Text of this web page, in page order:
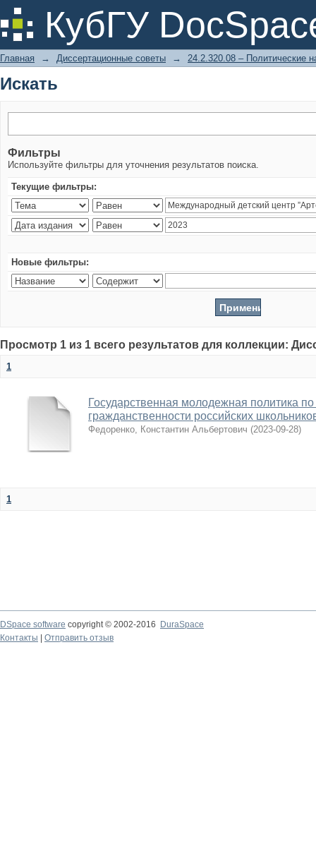
КубГУ
Искать
Главная → Диссертационные советы → 24.2.320.08 – Политические
Искать
Фильтры
Используйте фильтры для уточнения результатов поиска.
Текущие фильтры:
Новые фильтры:
Просмотр 1 из 1 всего результатов для коллекции:
1
Государственная молодежная политика
гражданственности российских
Федоренко, Константин Альбертович (2023-09-28)
1
DSpace software copyright © 2002-2016
DuraSpace
Контакты
Отправить отзыв